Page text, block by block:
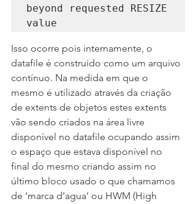
beyond requested RESIZE
value
Isso ocorre pois internamente, o
datafile é construído como um arquivo
contínuo. Na medida em que o
mesmo é utilizado através da criação
de extents de objetos estes extents
vão sendo criados na área livre
disponível no datafile ocupando assim
o espaço que estava disponível no
final do mesmo criando assim no
último bloco usado o que chamamos
de ‘marca d’agua’ ou HWM (High